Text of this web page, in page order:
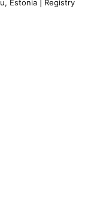
Estonia | Registry